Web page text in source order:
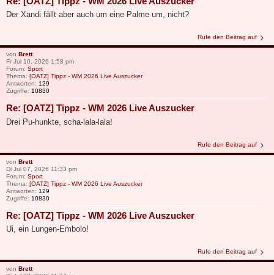
Der Xandi fällt aber auch um eine Palme um, nicht?
Rufe den Beitrag auf
von Brett
Fr Jul 10, 2026 1:58 pm
Forum: Sport
Thema: [OATZ] Tippz - WM 2026 Live Auszucker
Antworten: 129
Zugriffe: 10830
Re: [OATZ] Tippz - WM 2026 Live Auszucker
Drei Pu-hunkte, scha-lala-lala!
Rufe den Beitrag auf
von Brett
Di Jul 07, 2026 11:33 pm
Forum: Sport
Thema: [OATZ] Tippz - WM 2026 Live Auszucker
Antworten: 129
Zugriffe: 10830
Re: [OATZ] Tippz - WM 2026 Live Auszucker
Ui, ein Lungen-Embolo!
Rufe den Beitrag auf
von Brett